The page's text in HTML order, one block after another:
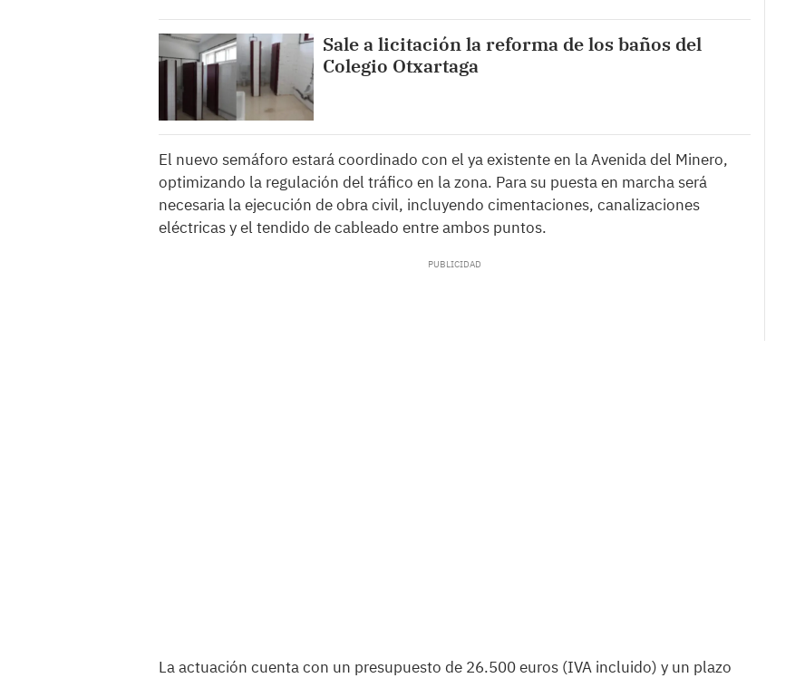
Sale a licitación la reforma de los baños del
Colegio Otxartaga
El nuevo semáforo estará coordinado con el ya existente en la Avenida del Minero,
optimizando la regulación del tráfico en la zona. Para su puesta en marcha será
necesaria la ejecución de obra civil, incluyendo cimentaciones, canalizaciones
eléctricas y el tendido de cableado entre ambos puntos.
La actuación cuenta con un presupuesto de 26.500 euros (IVA incluido) y un plazo